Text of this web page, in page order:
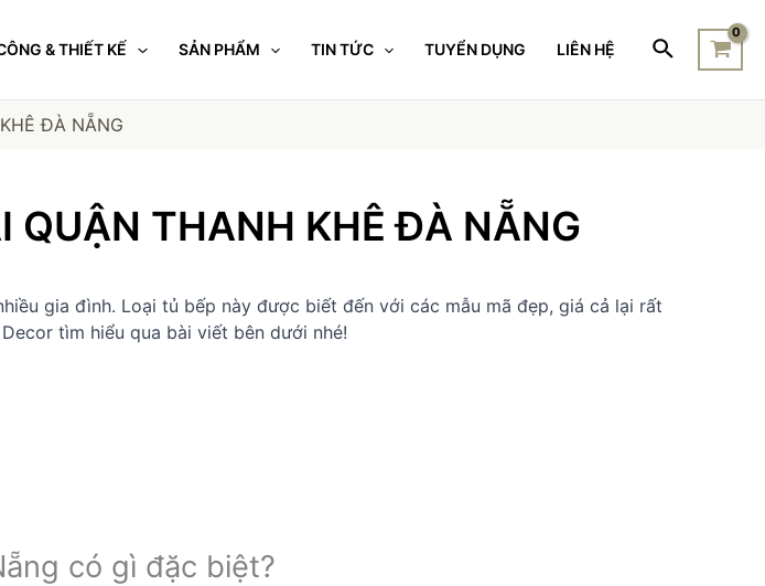
& THIẾT KẾ SẢN PHẨM TIN TỨC TUYỂN DỤNG LIÊN HỆ
ĐÀ NẴNG
QUẬN THANH KHÊ ĐÀ NẴNG
gia đình. Loại tủ bếp này được biết đến với các mẫu mã đẹp, giá cả lại rất
tìm hiểu qua bài viết bên dưới nhé!
có gì đặc biệt?